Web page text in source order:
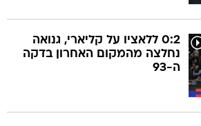
0:2 ללאציו על קליארי, גנואה
נחלצה מהמקום האחרון בדקה
ה-93